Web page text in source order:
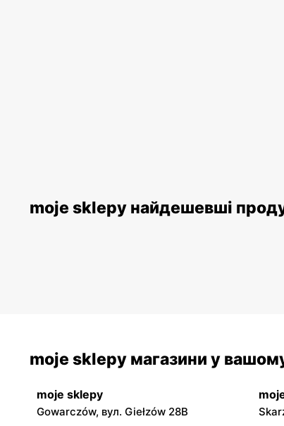
moje sklepy найдешевші
moje sklepy магазини у вашому
moje sklepy
Gowarczów, вул. Giełzów 28B